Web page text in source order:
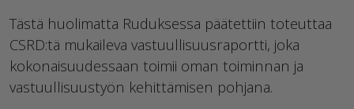
Tästä huolimatta Ruduksessa päätettiin toteuttaa
CSRD:tä mukaileva vastuullisuusraportti, joka
kokonaisuudessaan toimii oman toiminnan ja
vastuullisuustyön kehittämisen pohjana.